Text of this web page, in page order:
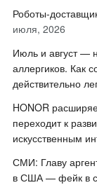
Роботы-
июля, 2026
Июль и август —
аллергиков. Как
действительно
HONOR
переходит к
искусственным
СМИ: Главу
в США — фейк в